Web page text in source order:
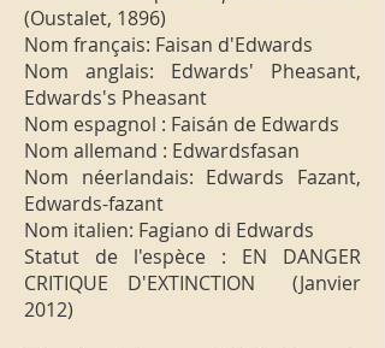
(Oustalet, 1896)
Nom français: Faisan d'Edwards
Nom anglais: Edwards' Pheasant,
Edwards's Pheasant
Nom espagnol : Faisán de Edwards
Nom allemand : Edwardsfasan
Nom néerlandais: Edwards Fazant,
Edwards-fazant
Nom italien: Fagiano di Edwards
Statut de l'espèce : EN DANGER
CRITIQUE D'EXTINCTION (Janvier
2012)